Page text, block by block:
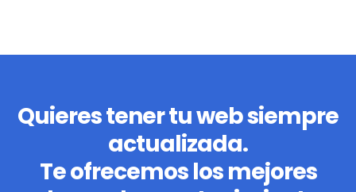
Quieres tener tu web siempre
actualizada.
Te ofrecemos los mejores